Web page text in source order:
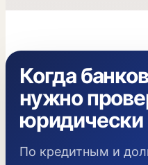
Когда
нужно
юридически
По кредитным и